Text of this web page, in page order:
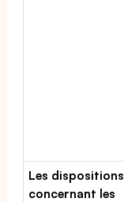
Les dispositions
concernant les